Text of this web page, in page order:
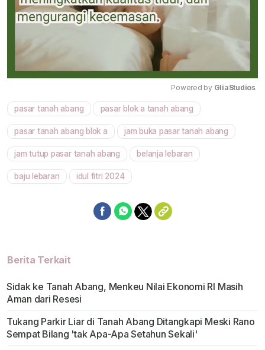
Powered by GliaStudios
pasar tanah abang pasar blok a tanah abang
pasar tanah abang blok a jam buka pasar tanah abang
jam tutup pasar tanah abang belanja lebaran
baju lebaran idul fitri 2024
Berita Terkait
Sidak ke Tanah Abang, Menkeu Nilai Ekonomi RI Masih
Aman dari Resesi
Tukang Parkir Liar di Tanah Abang Ditangkapi Meski Rano
Sempat Bilang 'tak Apa-Apa Setahun Sekali'